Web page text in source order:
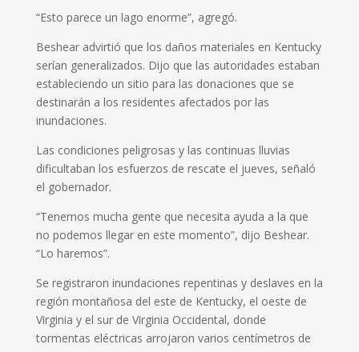
“Esto parece un lago enorme”, agregó.
Beshear advirtió que los daños materiales en Kentucky
serían generalizados. Dijo que las autoridades estaban
estableciendo un sitio para las donaciones que se
destinarán a los residentes afectados por las
inundaciones.
Las condiciones peligrosas y las continuas lluvias
dificultaban los esfuerzos de rescate el jueves, señaló
el gobernador.
“Tenemos mucha gente que necesita ayuda a la que
no podemos llegar en este momento”, dijo Beshear.
“Lo haremos”.
Se registraron inundaciones repentinas y deslaves en la
región montañosa del este de Kentucky, el oeste de
Virginia y el sur de Virginia Occidental, donde
tormentas eléctricas arrojaron varios centímetros de